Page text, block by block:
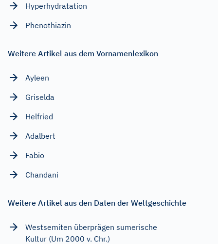
Hyperhydratation
Phenothiazin
Weitere Artikel aus dem Vornamenlexikon
Ayleen
Griselda
Helfried
Adalbert
Fabio
Chandani
Weitere Artikel aus den Daten der Weltgeschichte
Westsemiten überprägen sumerische
Kultur (Um 2000 v. Chr.)